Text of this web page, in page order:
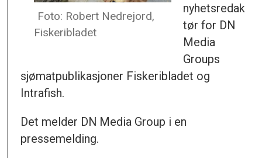
Foto: Robert Nedrejord,
Fiskeribladet
nyhetsredak
tør for DN
Media
Groups
sjømatpublikasjoner Fiskeribladet og
Intrafish.
Det melder DN Media Group i en
pressemelding.